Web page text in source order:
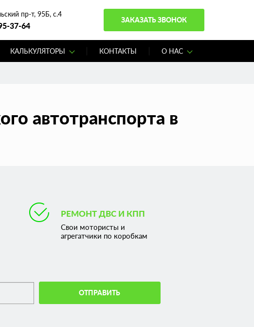
пр-т, 95Б, с.4
37-64
ЗАКАЗАТЬ ЗВОНОК
КАЛЬКУЛЯТОРЫ КОНТАКТЫ О НАС
автотранспорта в
РЕМОНТ ДВС И КПП
Свои мотористы и
агрегатчики по коробкам
ОТПРАВИТЬ